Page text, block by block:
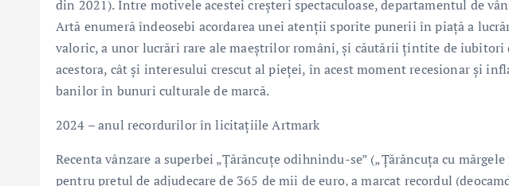
din 2021). Între motivele acestei creșteri spectaculoase, departamentul de
Artă enumeră îndeosebi acordarea unei atenții sporite punerii în piață a
valoric, a unor lucrări rare ale maeștrilor români, și căutării țintite de
acestora, cât și interesului crescut al pieței, în acest moment recesionar și
banilor în bunuri culturale de marcă.
2024 – anul recordurilor în licitațiile Artmark
Recenta vânzare a superbei „Țărăncuțe odihnindu-se” („Țărăncuța cu
pentru prețul de adjudecare de 365 de mii de euro, a marcat recordul